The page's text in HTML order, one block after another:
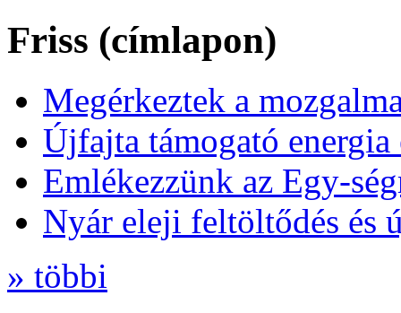
Friss (címlapon)
Megérkeztek a
Újfajta támogató
Emlékezzünk az Egy-
Nyár eleji feltöltődés és
» többi